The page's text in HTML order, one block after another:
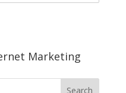
Marketing